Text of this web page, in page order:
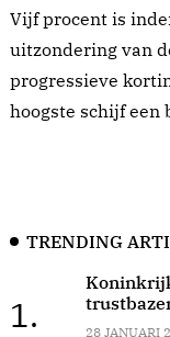
Vijf procent is
uitzondering van
progressieve
hoogste schijf een
TRENDING
1. 28 JANUARI